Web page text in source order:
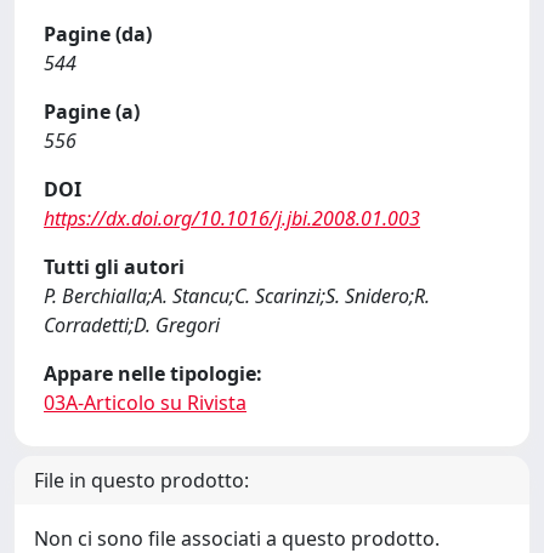
Pagine (da)
544
Pagine (a)
556
DOI
https://dx.doi.org/10.1016/j.jbi.2008.01.003
Tutti gli autori
P. Berchialla;A. Stancu;C. Scarinzi;S. Snidero;R.
Corradetti;D. Gregori
Appare nelle tipologie:
03A-Articolo su Rivista
File in questo prodotto:
Non ci sono file associati a questo prodotto.